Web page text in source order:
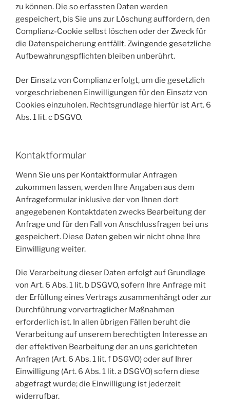
zu können. Die so erfassten Daten werden
gespeichert, bis Sie uns zur Löschung auffordern, den
Complianz-Cookie selbst löschen oder der Zweck für
die Datenspeicherung entfällt. Zwingende gesetzliche
Aufbewahrungspflichten bleiben unberührt.
Der Einsatz von Complianz erfolgt, um die gesetzlich
vorgeschriebenen Einwilligungen für den Einsatz von
Cookies einzuholen. Rechtsgrundlage hierfür ist Art. 6
Abs. 1 lit. c DSGVO.
Kontaktformular
Wenn Sie uns per Kontaktformular Anfragen
zukommen lassen, werden Ihre Angaben aus dem
Anfrageformular inklusive der von Ihnen dort
angegebenen Kontaktdaten zwecks Bearbeitung der
Anfrage und für den Fall von Anschlussfragen bei uns
gespeichert. Diese Daten geben wir nicht ohne Ihre
Einwilligung weiter.
Die Verarbeitung dieser Daten erfolgt auf Grundlage
von Art. 6 Abs. 1 lit. b DSGVO, sofern Ihre Anfrage mit
der Erfüllung eines Vertrags zusammenhängt oder zur
Durchführung vorvertraglicher Maßnahmen
erforderlich ist. In allen übrigen Fällen beruht die
Verarbeitung auf unserem berechtigten Interesse an
der effektiven Bearbeitung der an uns gerichteten
Anfragen (Art. 6 Abs. 1 lit. f DSGVO) oder auf Ihrer
Einwilligung (Art. 6 Abs. 1 lit. a DSGVO) sofern diese
abgefragt wurde; die Einwilligung ist jederzeit
widerrufbar.